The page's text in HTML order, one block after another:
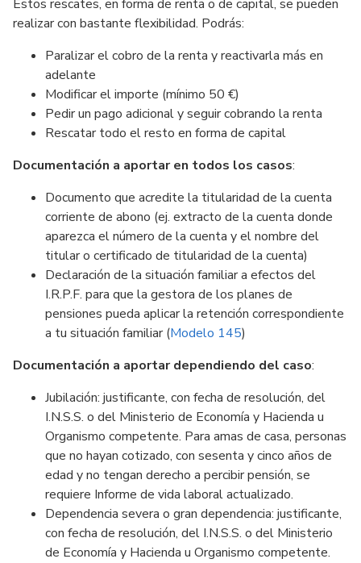
Estos rescates, en forma de renta o de capital, se pueden
realizar con bastante flexibilidad. Podrás:
Paralizar el cobro de la renta y reactivarla más en
adelante
Modificar el importe (mínimo 50 €)
Pedir un pago adicional y seguir cobrando la renta
Rescatar todo el resto en forma de capital
Documentación a aportar en todos los casos:
Documento que acredite la titularidad de la cuenta
corriente de abono (ej. extracto de la cuenta donde
aparezca el número de la cuenta y el nombre del
titular o certificado de titularidad de la cuenta)
Declaración de la situación familiar a efectos del
I.R.P.F. para que la gestora de los planes de
pensiones pueda aplicar la retención correspondiente
a tu situación familiar (Modelo 145)
Documentación a aportar dependiendo del caso:
Jubilación: justificante, con fecha de resolución, del
I.N.S.S. o del Ministerio de Economía y Hacienda u
Organismo competente. Para amas de casa, personas
que no hayan cotizado, con sesenta y cinco años de
edad y no tengan derecho a percibir pensión, se
requiere Informe de vida laboral actualizado.
Dependencia severa o gran dependencia: justificante,
con fecha de resolución, del I.N.S.S. o del Ministerio
de Economía y Hacienda u Organismo competente.